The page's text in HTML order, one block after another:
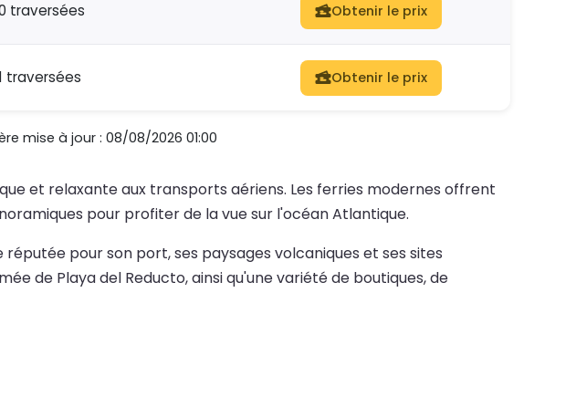
traversées Obtenir le prix
traversées Obtenir le prix
mise à jour : 08/08/2026 01:00
et relaxante aux transports aériens. Les ferries modernes offrent
pour profiter de la vue sur l'océan Atlantique.
pour son port, ses paysages volcaniques et ses sites
de Playa del Reducto, ainsi qu'une variété de boutiques, de